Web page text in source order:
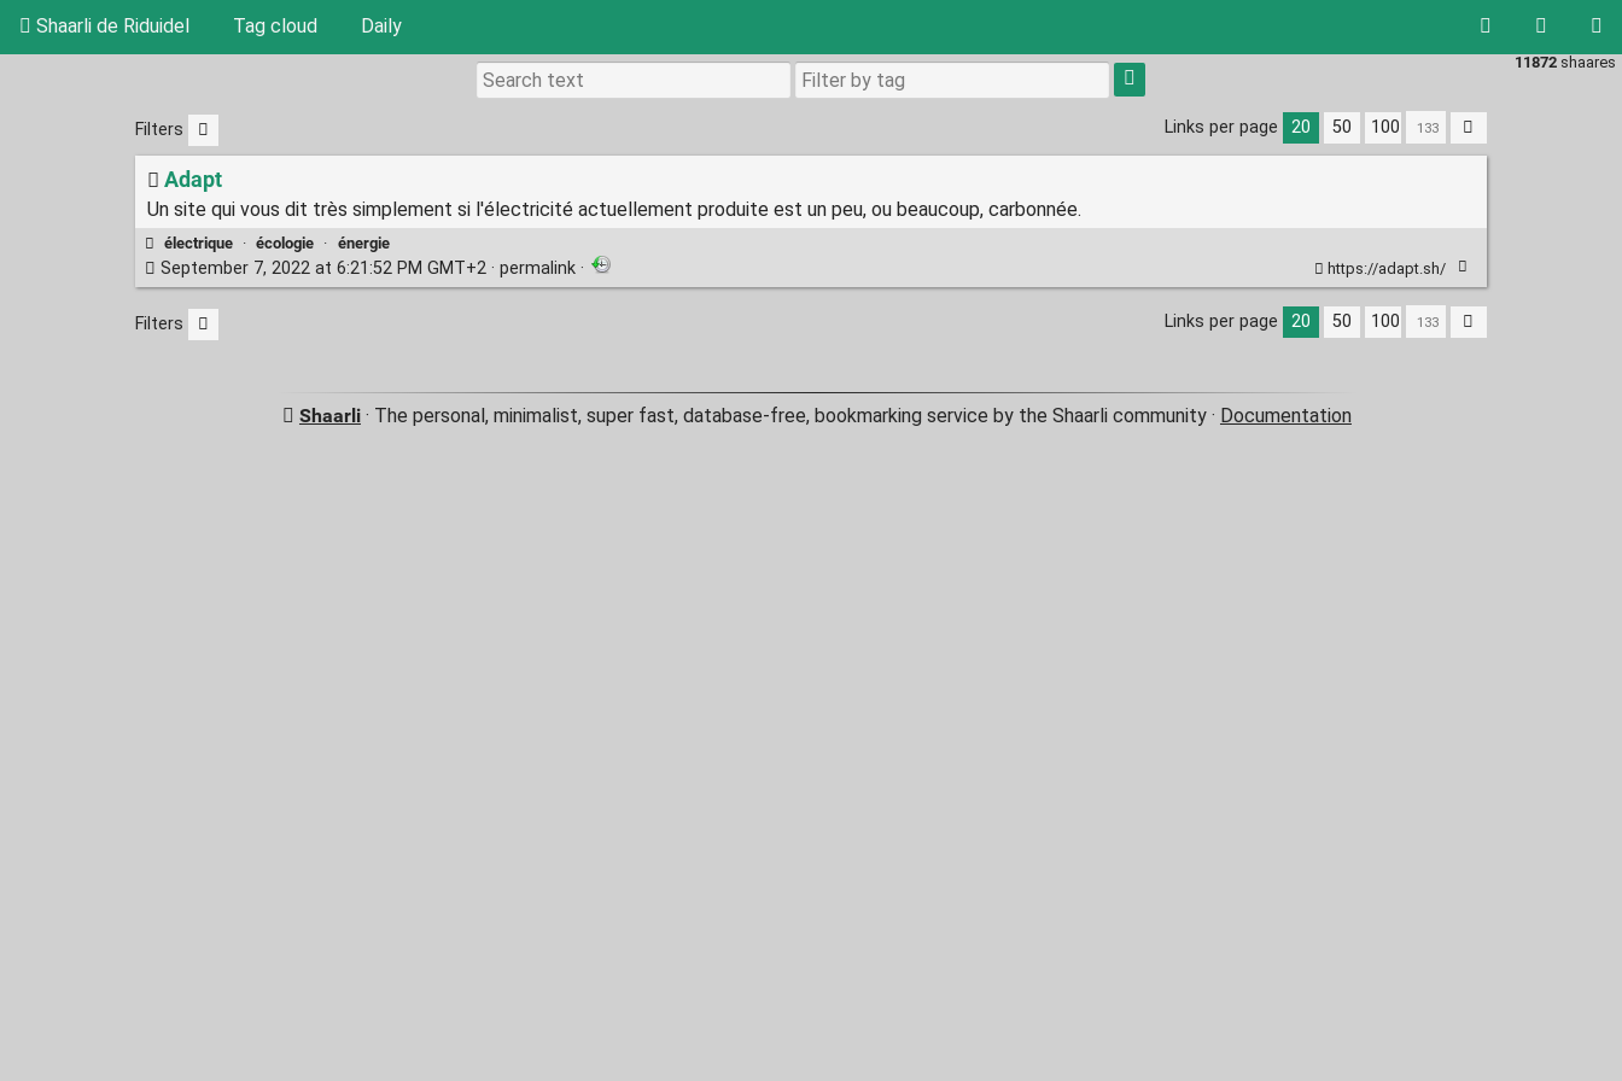
Shaarli de Riduidel Tag cloud Daily
11872 shaares
Filters Links per page 20 50 100
Adapt
Un site qui vous dit très simplement si l'électricité actuellement produite est un peu, ou beaucoup, carbonnée.
électrique · écologie · énergie
September 7, 2022 at 6:21:52 PM GMT+2 · permalink · https://adapt.sh/
Filters Links per page 20 50 100
Shaarli· The personal, minimalist, super fast, database-free, bookmarking service by the Shaarli community · Documentation